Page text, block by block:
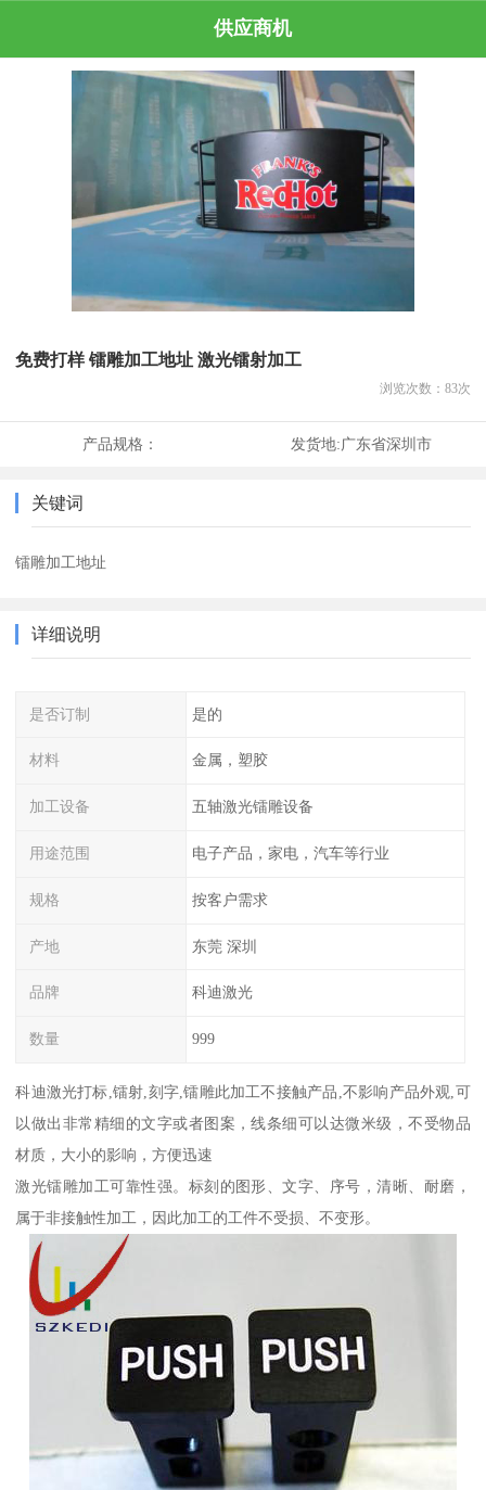
供应商机
免费打样 镭雕加工地址 激光镭射加工
浏览次数： 83次
产品规格： 发货地:广东省深圳市
关键词
镭雕加工地址
详细说明
是否订制 是的
材料 金属，塑胶
加工设备 五轴激光镭雕设备
用途范围 电子产品，家电，汽车等行业
规格 按客户需求
产地 东莞 深圳
品牌 科迪激光
数量 999
科迪激光打标,镭射,刻字,镭雕此加工不接触产品,不影响产品外观,可
以做出非常精细的文字或者图案，线条细可以达微米级，不受物品
材质，大小的影响，方便迅速
激光镭雕加工可靠性强。标刻的图形、文字、序号，清晰、耐磨，
属于非接触性加工，因此加工的工件不受损、不变形。